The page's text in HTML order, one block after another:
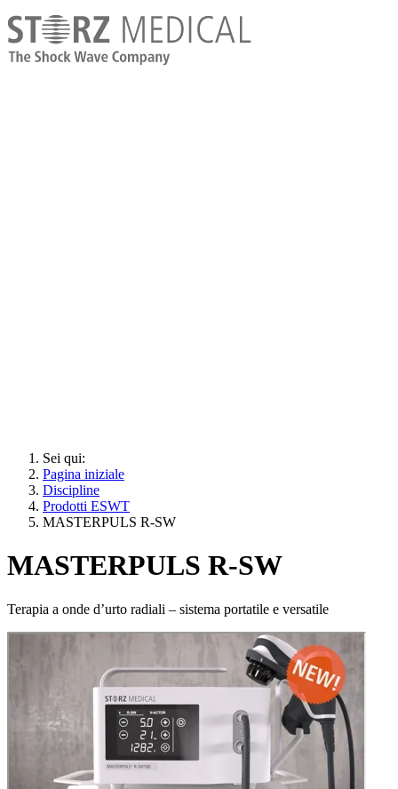
Sei qui:
Pagina iniziale
Discipline
Prodotti ESWT
MASTERPULS R-SW
MASTERPULS R-SW
Terapia a onde d’urto radiali – sistema portatile e versatile